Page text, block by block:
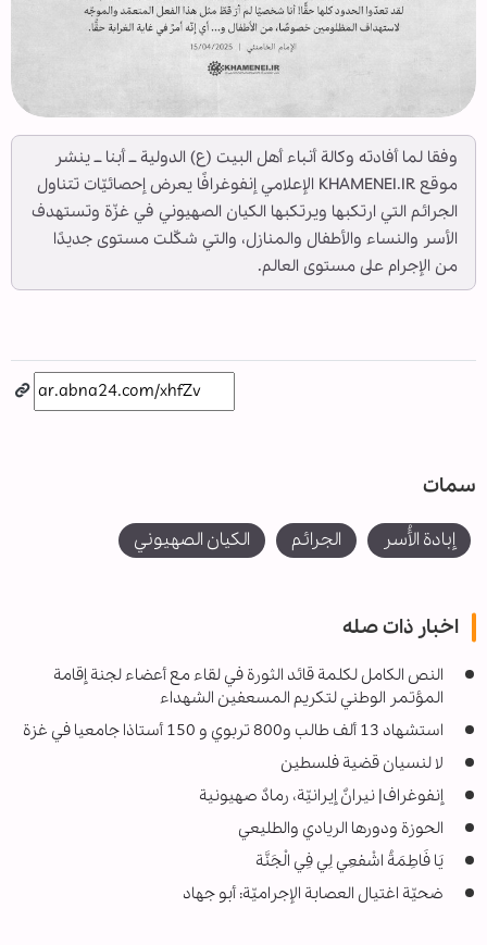
وفقا لما أفادته وكالة أنباء أهل البيت (ع) الدولية ــ أبنا ــ ينشر
موقع KHAMENEI.IR الإعلامي إنفوغرافًا يعرض إحصائيّات تتناول
الجرائم التي ارتكبها ويرتكبها الكيان الصهيوني في غزّة وتستهدف
الأسر والنساء والأطفال والمنازل، والتي شكّلت مستوى جديدًا
من الإجرام على مستوى العالم.
سمات
إبادة الأُسر الجرائم الكيان الصهيوني
اخبار ذات صله
النص الكامل لكلمة قائد الثورة في لقاء مع أعضاء لجنة إقامة
المؤتمر الوطني لتكريم المسعفين الشهداء
استشهاد 13 ألف طالب و800 تربوي و 150 أستاذا جامعيا في غزة
لا لنسيان قضية فلسطين
إنفوغراف| نيرانٌ إيرانيّة، رمادٌ صهيونية
الحوزة ودورها الريادي والطليعي
یَا فَاطِمَةُ اشْفعِي لِي فِي الْجَنَّة
ضحيّة اغتيال العصابة الإجراميّة: أبو جهاد